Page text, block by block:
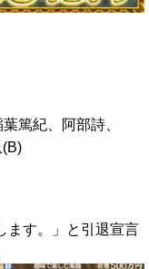
篤紀、阿部詩、
ます。」と引退宣言